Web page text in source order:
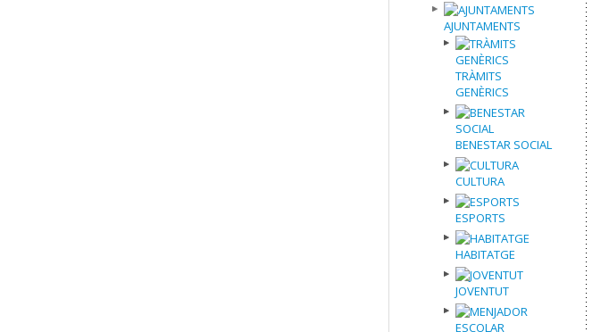
AJUNTAMENTS
TRÀMITS
GENÈRICS
BENESTAR SOCIAL
CULTURA
ESPORTS
HABITATGE
JOVENTUT